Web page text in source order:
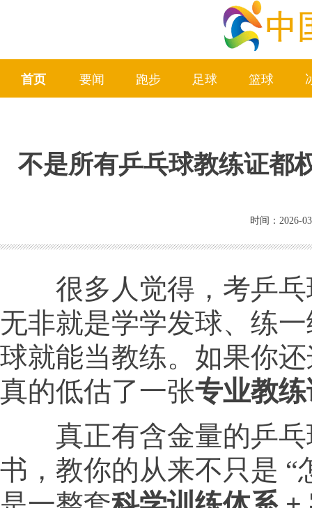
首页 要闻 跑步 足球 篮球
不是所有乒乓球教练证都
时间：2026-
很多人觉得，考乒乓
无非就是学学发球、练
球就能当教练。如果你
真的低估了一张专业教
真正有含金量的乒乓
书，教你的从来不只是 “